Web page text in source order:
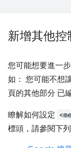
新增其他控
您可能想要進一
如： 您可能不想
頁的其他部分 已
瞭解如何設定
標頭，請參閱下列